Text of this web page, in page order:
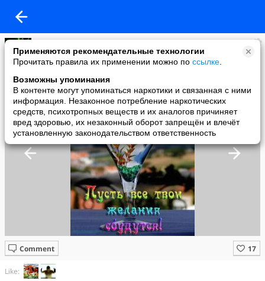
Применяются рекомендательные технологии
Прочитать правила их применении можно по ссылке
Возможны упоминания
В контенте могут упоминаться наркотики и связанная с ними
информация. Незаконное потребление наркотических
средств, психотропных веществ и их аналогов причиняет
вред здоровью, их незаконный оборот запрещён и влечёт
установленную законодательством ответственность
Галя
added a photo
11 Mar в 16:25
Comment
Like: